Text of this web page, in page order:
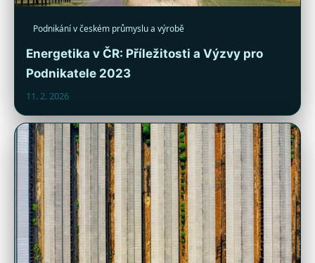
Podnikání v českém průmyslu a výrobě
Energetika v ČR: Příležitosti a Výzvy pro
Podnikatele 2023
11. 2. 2026